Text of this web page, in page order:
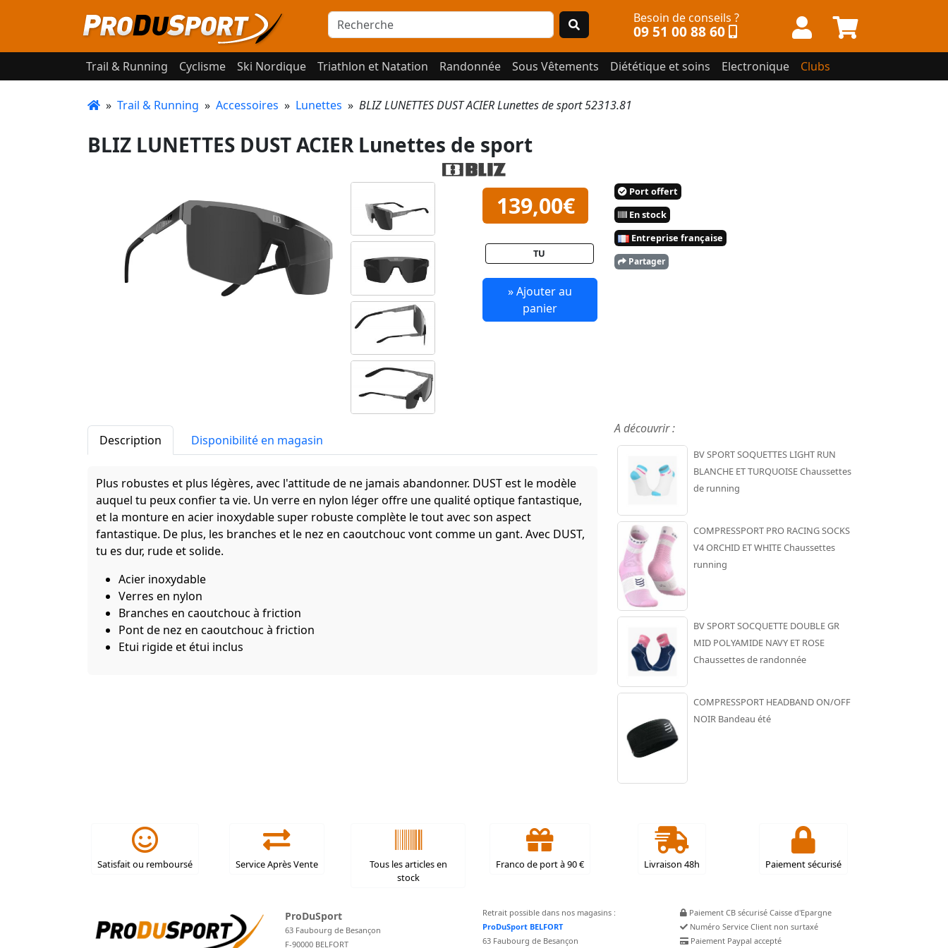
Besoin de conseils ?
09 51 00 88 60
Trail & Running Cyclisme Ski Nordique Triathlon et Natation Randonnée Sous Vêtements Diététique et soins Electronique Clubs
» Trail & Running » Accessoires » Lunettes » BLIZ LUNETTES DUST ACIER Lunettes de sport 52313.81
BLIZ LUNETTES DUST ACIER Lunettes de sport
139,00€
TU
» Ajouter au
panier
Port offert
En stock
Entreprise française
Partager
Description Disponibilité en magasin
Plus robustes et plus légères, avec l'attitude de ne jamais abandonner. DUST est le modèle
auquel tu peux confier ta vie. Un verre en nylon léger offre une qualité optique fantastique,
et la monture en acier inoxydable super robuste complète le tout avec son aspect
fantastique. De plus, les branches et le nez en caoutchouc vont comme un gant. Avec DUST,
tu es dur, rude et solide.
Acier inoxydable
Verres en nylon
Branches en caoutchouc à friction
Pont de nez en caoutchouc à friction
Etui rigide et étui inclus
A découvrir :
BV SPORT SOQUETTES LIGHT RUN
BLANCHE ET TURQUOISE Chaussettes
de running
COMPRESSPORT PRO RACING SOCKS
V4 ORCHID ET WHITE Chaussettes
running
BV SPORT SOCQUETTE DOUBLE GR
MID POLYAMIDE NAVY ET ROSE
Chaussettes de randonnée
COMPRESSPORT HEADBAND ON/OFF
NOIR Bandeau été
Satisfait ou remboursé Service Après Vente
Tous les articles en
stock
Franco de port à 90 € Livraison 48h Paiement sécurisé
ProDuSport
63 Faubourg de Besançon
F-90000 BELFORT
Retrait possible dans nos magasins :
ProDuSport BELFORT
63 Faubourg de Besançon
Paiement CB sécurisé Caisse d'Epargne
Numéro Service Client non surtaxé
Paiement Paypal accepté